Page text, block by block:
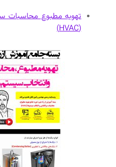
تهویه مطبوع محاسبات
(HVAC)